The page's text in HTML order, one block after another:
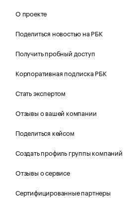
О проекте
Поделиться новостью на РБК
Получить пробный доступ
Корпоративная подписка РБК
Стать экспертом
Отзывы о вашей компании
Поделиться кейсом
Создать профиль группы компаний
Отзывы о сервисе
Сертифицированные партнеры